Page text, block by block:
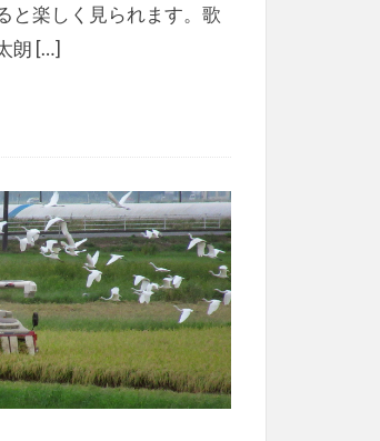
と楽しく見られます。歌
朗 […]